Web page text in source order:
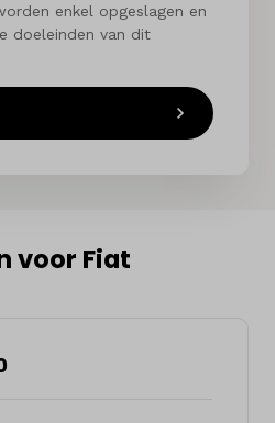
enkel opgeslagen en
doeleinden van dit
voor Fiat